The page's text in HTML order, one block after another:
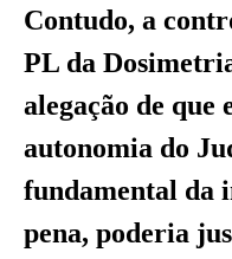
Contudo, a
PL da
alegação de que
autonomia do
fundamental da
pena, poderia